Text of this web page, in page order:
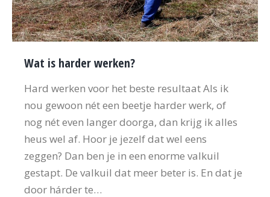
Wat is harder werken?
Hard werken voor het beste resultaat Als ik
nou gewoon nét een beetje harder werk, of
nog nét even langer doorga, dan krijg ik alles
heus wel af. Hoor je jezelf dat wel eens
zeggen? Dan ben je in een enorme valkuil
gestapt. De valkuil dat meer beter is. En dat je
door hárder te…